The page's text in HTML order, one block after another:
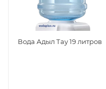
Вода Адыл Тау 19 литров